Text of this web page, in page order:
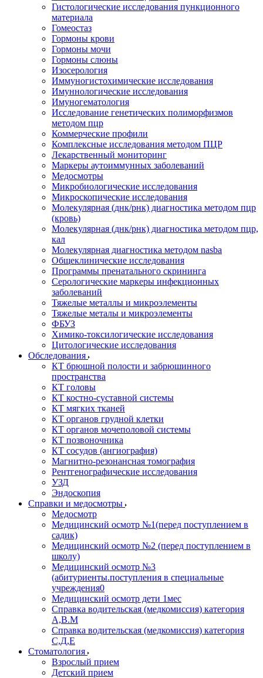
Гистологические исследования пункционного
материала
Гомеостаз
Гормоны крови
Гормоны мочи
Гормоны слюны
Изосерология
Иммуногистохимические исследования
Имуннологические исследования
Имуногематология
Исследование генетических полиморфизмов
методом пцр
Коммерческие профили
Комплексные исследования методом ПЦР
Лекарственный мониторинг
Маркеры аутоиммунных заболеваний
Медосмотры
Микробиологические исследования
Микроскопические исследования
Молекулярная (днк/рнк) диагностика методом пцр
(кровь)
Молекулярная (днк/рнк) диагностика методом пцр,
кал
Молекулярная диагностика методом nasba
Общеклинические исследования
Программы пренатального скрининга
Серологические маркеры инфекционных
заболеваний
Тяжелые металлы и микроэлементы
Тяжелые металы и микроэлементы
ФБУЗ
Химико-токсилогические исследования
Цитологические исследования
Обследования
КТ брюшной полости и забрюшинного
пространства
КТ головы
КТ костно-суставной системы
КТ мягких тканей
КТ органов грудной клетки
КТ органов мочеполовой системы
КТ позвоночника
КТ сосудов (ангиография)
Магнитно-резонансная томография
Рентгенографические исследования
УЗД
Эндоскопия
Справки и медосмотры
Медосмотр
Медицинский осмотр №1(перед поступлением в
садик)
Медицинский осмотр №2 (перед поступлением в
школу)
Медицинский осмотр №3
(абитуриенты.поступления в специальные
учреждения0
Медицинский осмотр дети 1мес
Справка водительская (медкомиссия) категория
А,В.М
Справка водительская (медкомиссия) категория
С,Д,Е
Стоматология
Взрослый прием
Детский прием